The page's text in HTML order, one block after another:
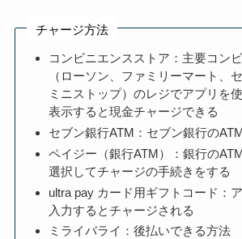
チャージ方法
コンビニエンスストア：主要コン
（ローソン、ファミリーマート、
ミニストップ）のレジでアプリを
表示すると現金チャージできる
セブン銀行ATM：セブン銀行の
ペイジー（銀行ATM）：銀行の
選択してチャージの手続きをする
ultra pay カード用ギフトコード：
入力するとチャージされる
ミライバライ：後払いできる方法